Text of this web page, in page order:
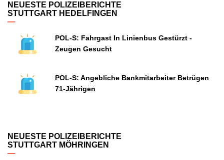
NEUESTE POLIZEIBERICHTE
STUTTGART HEDELFINGEN
POL-S: Fahrgast In Linienbus Gestürzt -
Zeugen Gesucht
POL-S: Angebliche Bankmitarbeiter Betrügen
71-Jährigen
NEUESTE POLIZEIBERICHTE
STUTTGART MÖHRINGEN